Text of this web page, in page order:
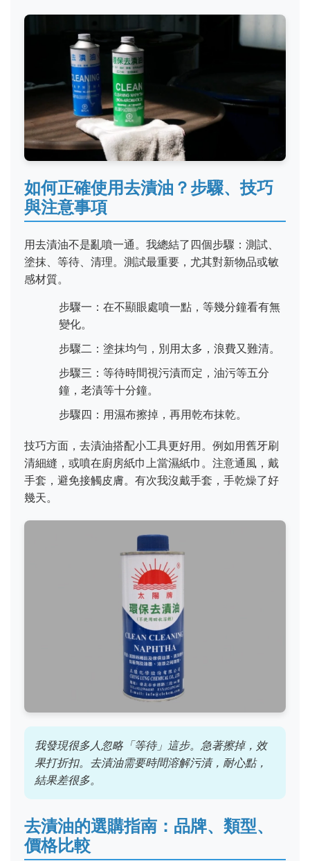
如何正確使用去漬油？步驟、技巧
與注意事項
用去漬油不是亂噴一通。我總結了四個步驟：測試、
塗抹、等待、清理。測試最重要，尤其對新物品或敏
感材質。
步驟一：在不顯眼處噴一點，等幾分鐘看有無
變化。
步驟二：塗抹均勻，別用太多，浪費又難清。
步驟三：等待時間視污漬而定，油污等五分
鐘，老漬等十分鐘。
步驟四：用濕布擦掉，再用乾布抹乾。
技巧方面，去漬油搭配小工具更好用。例如用舊牙刷
清細縫，或噴在廚房紙巾上當濕紙巾。注意通風，戴
手套，避免接觸皮膚。有次我沒戴手套，手乾燥了好
幾天。
我發現很多人忽略「等待」這步。急著擦掉，效
果打折扣。去漬油需要時間溶解污漬，耐心點，
結果差很多。
去漬油的選購指南：品牌、類型、
價格比較